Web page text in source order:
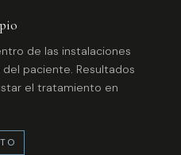
de las instalaciones
paciente. Resultados
el tratamiento en